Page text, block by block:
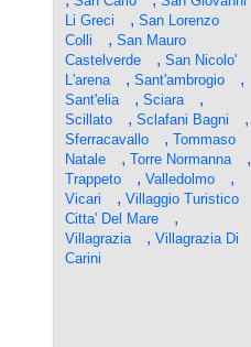
Li Greci
, San Lorenzo
Colli
, San Mauro
Castelverde
, San Nicolo'
L'arena
, Sant'ambrogio ,
Sant'elia , Sciara ,
Scillato , Sclafani Bagni ,
Sferracavallo , Tommaso
Natale
, Torre Normanna ,
Trappeto , Valledolmo ,
Vicari , Villaggio Turistico
Citta' Del Mare
,
Villagrazia , Villagrazia Di
Carini